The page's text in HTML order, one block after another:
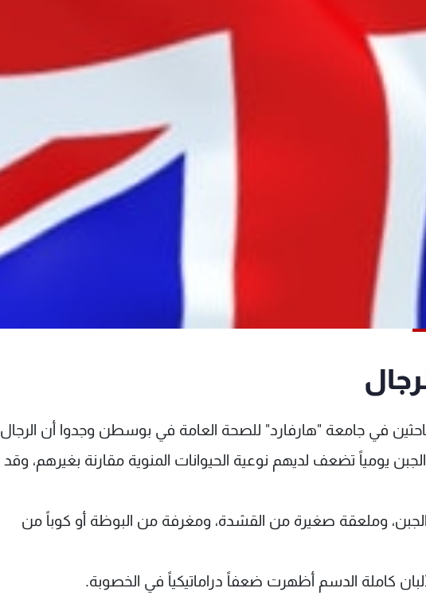
في جامعة "هارفارد" للصحة العامة في بوسطن وجدوا أن الرجال
فقط من الجبن يومياً تضعف لديهم نوعية الحيوانات المنوية مقارنة بغيرهم، وقد
على 28 غراماً من الجبن، وملعقة صغيرة من القشدة، ومغرفة من البوظة أو كوباً من
كاملة الدسم أظهرت ضعفاً دراماتيكياً في الخصوبة.